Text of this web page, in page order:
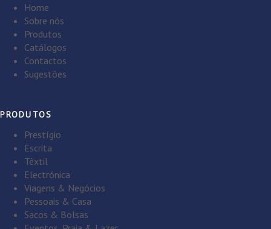
Home
Sobre nós
Produtos
Catálogos
Contactos
Sugestões
PRODUTOS
Prestígio
Escrita
Têxtil
Electrónica
Viagens & Negócios
Pessoais & Casa
Sacos & Bolsas